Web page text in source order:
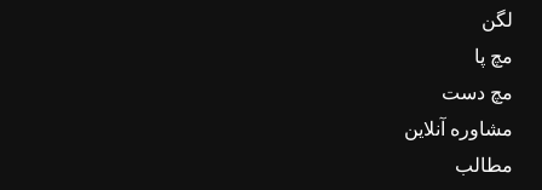
لگن
مچ پا
مچ دست
مشاوره آنلاین
مطالب